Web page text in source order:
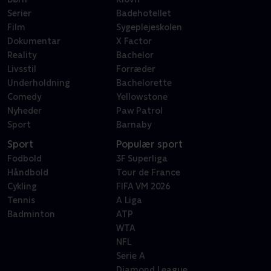
Serier
Film
Dokumentar
Reality
Livsstil
Underholdning
Comedy
Nyheder
Sport
Badehotellet
Sygeplejeskolen
X Factor
Bachelor
Forræder
Bachelorette
Yellowstone
Paw Patrol
Barnaby
Sport
Fodbold
Håndbold
Cykling
Tennis
Badminton
Populær sport
3F Superliga
Tour de France
FIFA VM 2026
A Liga
ATP
WTA
NFL
Serie A